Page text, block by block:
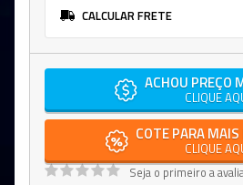
CALCULAR FRETE
ACHOU PREÇO
CLIQUE
COTE PARA MAIS
CLIQUE
Seja o primeiro a